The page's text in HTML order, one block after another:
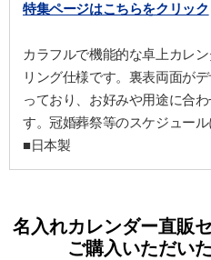
特集ページはこちらをクリック
カラフルで機能的な卓上カレ
リング仕様です。裏表両面が
っており、お好みや用途に合
す。冠婚葬祭等のスケジュール
■日本製
名入れカレンダー直販
ご購入いただい